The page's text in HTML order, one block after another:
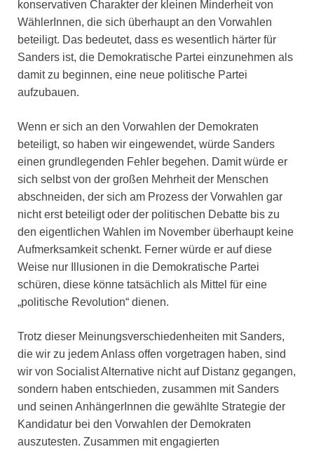
konservativen Charakter der kleinen Minderheit von
WählerInnen, die sich überhaupt an den Vorwahlen
beteiligt. Das bedeutet, dass es wesentlich härter für
Sanders ist, die Demokratische Partei einzunehmen als
damit zu beginnen, eine neue politische Partei
aufzubauen.
Wenn er sich an den Vorwahlen der Demokraten
beteiligt, so haben wir eingewendet, würde Sanders
einen grundlegenden Fehler begehen. Damit würde er
sich selbst von der großen Mehrheit der Menschen
abschneiden, der sich am Prozess der Vorwahlen gar
nicht erst beteiligt oder der politischen Debatte bis zu
den eigentlichen Wahlen im November überhaupt keine
Aufmerksamkeit schenkt. Ferner würde er auf diese
Weise nur Illusionen in die Demokratische Partei
schüren, diese könne tatsächlich als Mittel für eine
„politische Revolution“ dienen.
Trotz dieser Meinungsverschiedenheiten mit Sanders,
die wir zu jedem Anlass offen vorgetragen haben, sind
wir von Socialist Alternative nicht auf Distanz gegangen,
sondern haben entschieden, zusammen mit Sanders
und seinen AnhängerInnen die gewählte Strategie der
Kandidatur bei den Vorwahlen der Demokraten
auszutesten. Zusammen mit engagierten